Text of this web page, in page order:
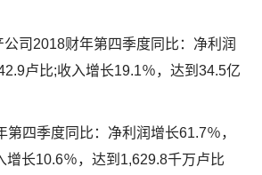
公司2018财年第四季度同比：净利润
卢比;收入增长19.1％，达到34.5亿
第四季度同比：净利润增长61.7％，
增长10.6％，达到1,629.8千万卢比